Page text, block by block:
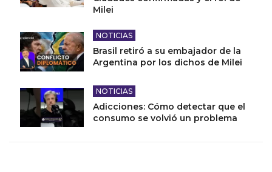
Milei
NOTICIAS
Brasil retiró a su embajador de la
Argentina por los dichos de Milei
NOTICIAS
Adicciones: Cómo detectar que el
consumo se volvió un problema